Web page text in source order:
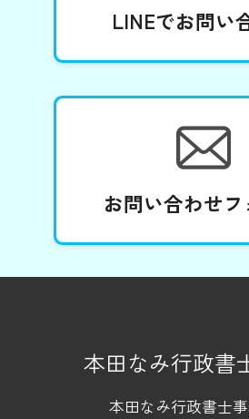
LINEでお問い
お問い合わせ
本田なみ行政書
本田なみ行政書士